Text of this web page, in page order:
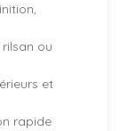
ou
et
rapide